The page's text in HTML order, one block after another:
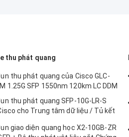
thu phát quang
thu phát quang của Cisco GLC-
1.25G SFP 1550nm 120km LC DDM
thu phát quang SFP-10G-LR-S
cho Trung tâm dữ liệu / Tủ kết
giao diện quang học X2-10GB-ZR